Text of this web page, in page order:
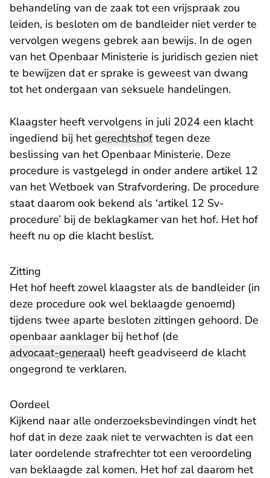
behandeling van de zaak tot een vrijspraak zou
leiden, is besloten om de bandleider niet verder te
vervolgen wegens gebrek aan bewijs. In de ogen
van het Openbaar Ministerie is juridisch gezien niet
te bewijzen dat er sprake is geweest van dwang
tot het ondergaan van seksuele handelingen.
Klaagster heeft vervolgens in juli 2024 een klacht
ingediend bij hetgerechtshoftegen deze
beslissing van het Openbaar Ministerie. Deze
procedure is vastgelegd in onder andere artikel 12
van het Wetboek van Strafvordering. De procedure
staat daarom ook bekend als ‘artikel 12 Sv-
procedure’ bij de beklagkamer van het hof. Het hof
heeft nu op die klacht beslist.
Zitting
Het hof heeft zowel klaagster als de bandleider (in
deze procedure ook wel beklaagde genoemd)
tijdens twee aparte besloten zittingen gehoord. De
openbaar aanklager bij het hof (de
advocaat-generaal) heeft geadviseerd de klacht
ongegrond te verklaren.
Oordeel
Kijkend naar alle onderzoeksbevindingen vindt het
hof dat in deze zaak niet te verwachten is dat een
later oordelende strafrechter tot een veroordeling
van beklaagde zal komen. Het hof zal daarom het